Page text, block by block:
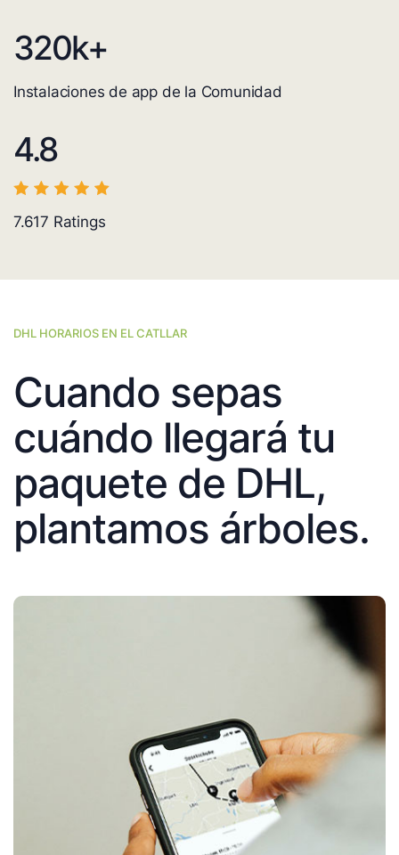
320k+
Instalaciones de app de la Comunidad
4.8
7.617 Ratings
DHL HORARIOS EN EL CATLLAR
Cuando sepas
cuándo llegará tu
paquete de DHL,
plantamos árboles.